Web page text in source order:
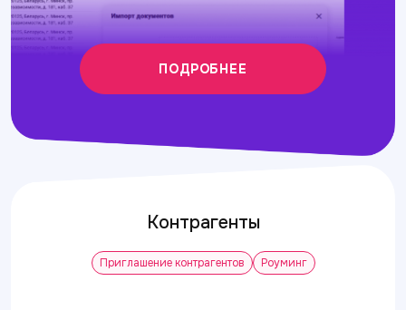
ПОДРОБНЕЕ
Контрагенты
Приглашение контрагентов Роуминг